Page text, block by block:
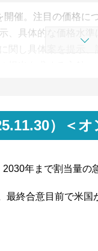
催。注目の価格に
、具体的な価格水準
関し具体案を提示、
なしとも引き続き
量を下回る構図。今
一部を改正する法案
上場会社に対し、段
た。
）＜
年まで割当量の
最終合意目前で米国